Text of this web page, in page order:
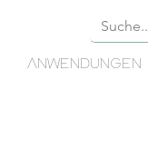
ANWENDUNGEN